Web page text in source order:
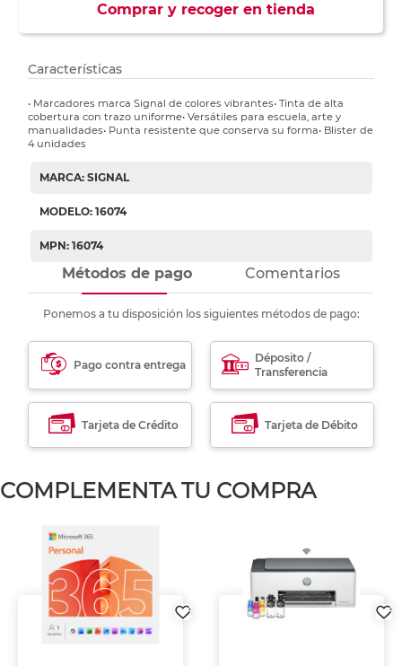
Comprar y recoger en tienda
Características
• Marcadores marca Signal de colores vibrantes• Tinta de alta
cobertura con trazo uniforme• Versátiles para escuela, arte y
manualidades• Punta resistente que conserva su forma• Blister de
4 unidades
MARCA: SIGNAL
MODELO: 16074
MPN: 16074
Métodos de pago Comentarios
Ponemos a tu disposición los siguientes métodos de pago:
Pago contra entrega
Déposito /
Transferencia
Tarjeta de Crédito Tarjeta de Débito
COMPLEMENTA TU COMPRA